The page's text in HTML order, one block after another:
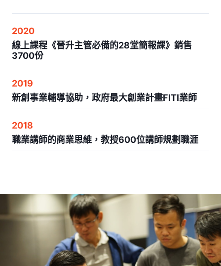
2020
線上課程《晉升主管必備的28堂簡報課》銷售
3700份
2019
新創事業輔導協助，政府最大創業計畫FITI業師
2018
職業講師的商業思維，教授600位講師規劃職涯